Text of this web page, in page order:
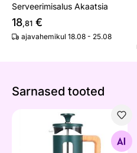
Serveerimisalus Akaatsia
18,81 €
ajavahemikul 18.08 - 25.08
Sarnased tooted
Presskann La Cafetière
Otsi sarnaseid